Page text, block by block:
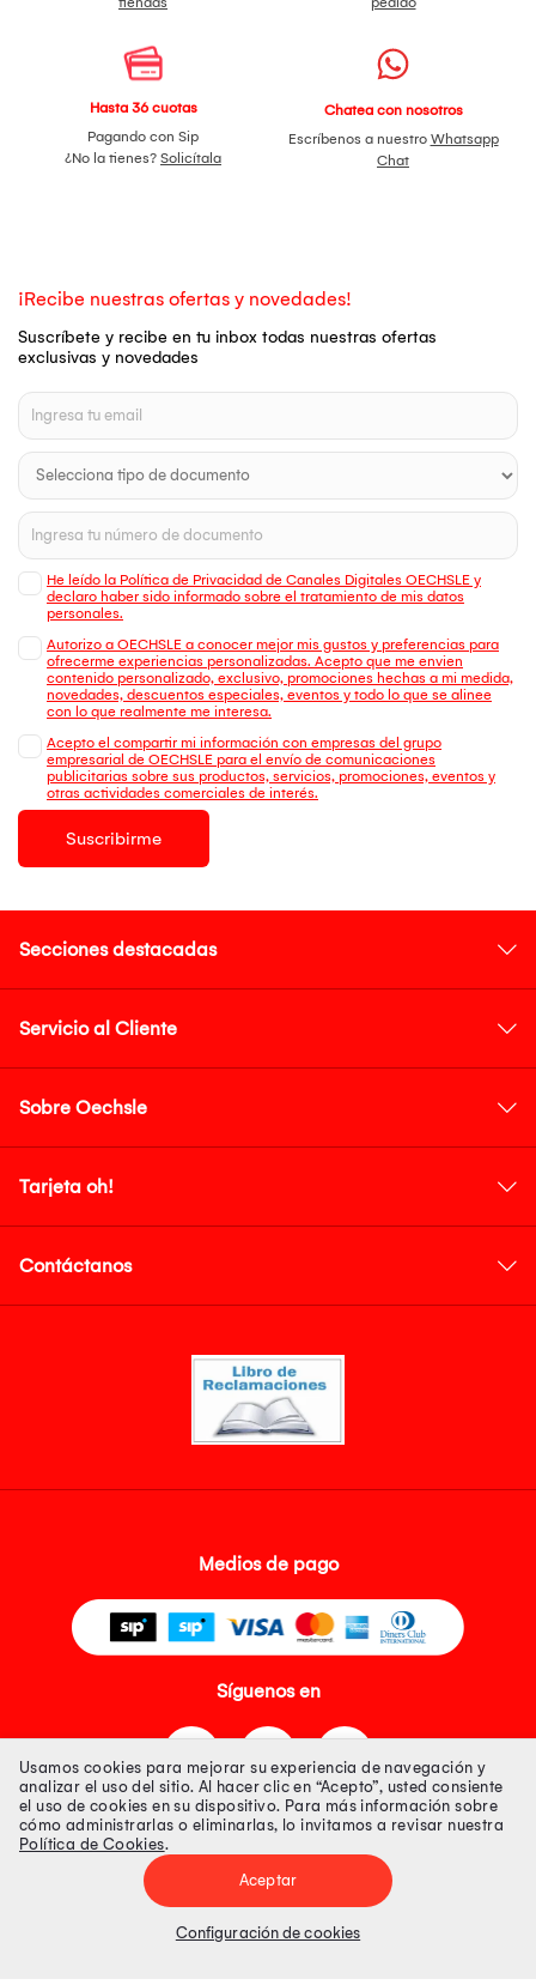
Hasta 36 cuotas
Pagando con Sip
¿No la tienes? Solicítala
Chatea con nosotros
Escríbenos a nuestro Whatsapp
Chat
¡Recibe nuestras ofertas y novedades!
Suscríbete y recibe en tu inbox todas nuestras ofertas
exclusivas y novedades
He leído la Política de Privacidad de Canales Digitales OECHSLE y
declaro haber sido informado sobre el tratamiento de mis datos
personales.
Autorizo a OECHSLE a conocer mejor mis gustos y preferencias para
ofrecerme experiencias personalizadas. Acepto que me envien
contenido personalizado, exclusivo, promociones hechas a mi medida,
novedades, descuentos especiales, eventos y todo lo que se alinee
con lo que realmente me interesa.
Acepto el compartir mi información con empresas del grupo
empresarial de OECHSLE para el envío de comunicaciones
publicitarias sobre sus productos, servicios, promociones, eventos y
otras actividades comerciales de interés.
Suscribirme
Secciones destacadas
Servicio al Cliente
Sobre Oechsle
Tarjeta oh!
Contáctanos
Medios de pago
Síguenos en
Tienda 100% Segura
Tiendas Peruanas S.A. R.U.C. Nº 20493020618. Todos los derechos
Precios disponibles solo en www.oechsle.pe. Precios online publicados
Usamos cookies para mejorar su experiencia de navegación y
analizar el uso del sitio. Al hacer clic en “Acepto”, usted consiente
el uso de cookies en su dispositivo. Para más información sobre
cómo administrarlas o eliminarlas, lo invitamos a revisar nuestra
Política de Cookies.
Aceptar
Configuración de cookies